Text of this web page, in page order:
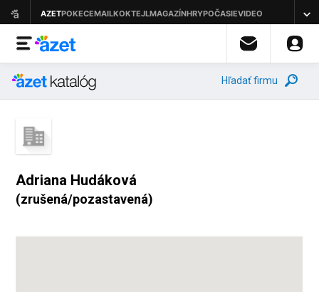
Hľadať firmu
Adriana Hudáková
(zrušená/pozastavená)